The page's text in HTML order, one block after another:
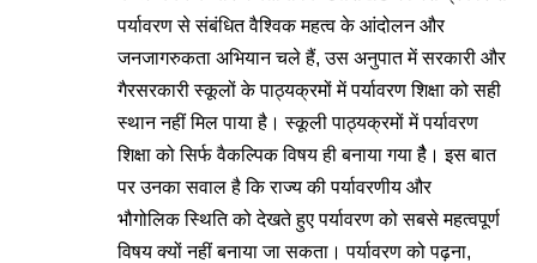
पर्यावरण से संबंधित वैश्विक महत्व के आंदोलन और
जनजागरुकता अभियान चले हैं, उस अनुपात में सरकारी और
गैरसरकारी स्कूलों के पाठ्यक्रमों में पर्यावरण शिक्षा को सही
स्थान नहीं मिल पाया है। स्कूली पाठ्यक्रमों में पर्यावरण
शिक्षा को सिर्फ वैकल्पिक विषय ही बनाया गया हैै। इस बात
पर उनका सवाल है कि राज्य की पर्यावरणीय और
भौगोलिक स्थिति को देखते हुए पर्यावरण को सबसे महत्वपूर्ण
विषय क्यों नहीं बनाया जा सकता। पर्यावरण को पढ़ना,